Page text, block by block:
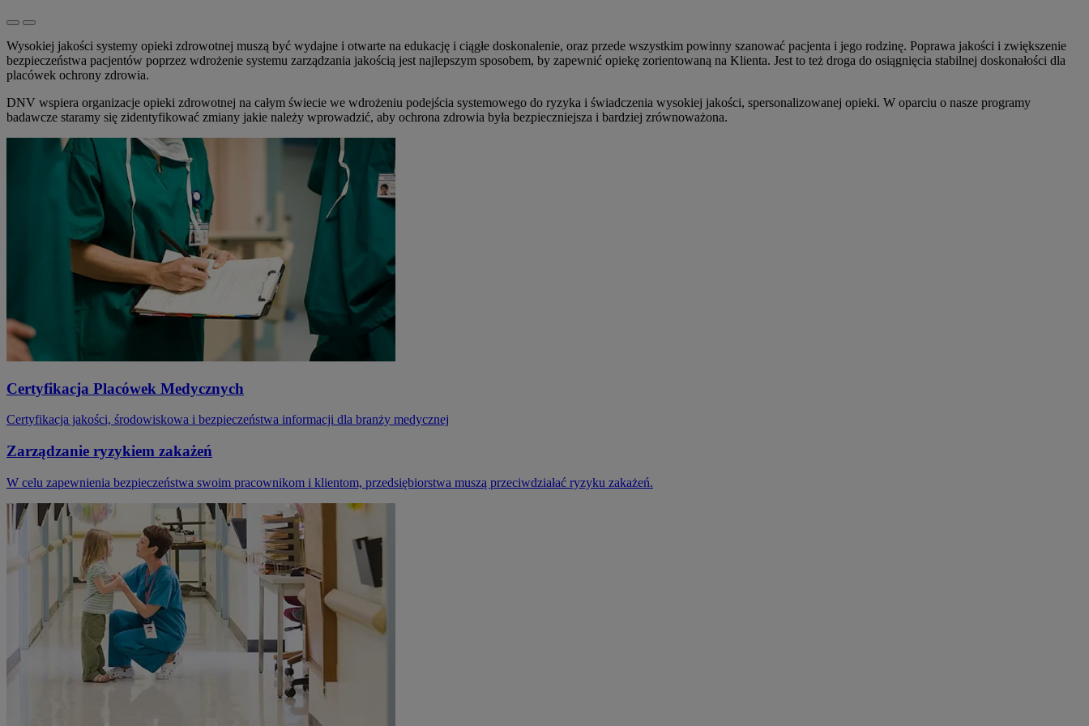
Wysokiej jakości systemy opieki zdrowotnej muszą być wydajne i otwarte na edukację i ciągłe doskonalenie, oraz przede wszystkim powinny szanować pacjenta i jego rodzinę. Poprawa jakości i zwiększenie
bezpieczeństwa pacjentów poprzez wdrożenie systemu zarządzania jakością jest najlepszym sposobem, by zapewnić opiekę zorientowaną na Klienta. Jest to też droga do osiągnięcia stabilnej doskonałości dla
placówek ochrony zdrowia.
DNV wspiera organizacje opieki zdrowotnej na całym świecie we wdrożeniu podejścia systemowego do ryzyka i świadczenia wysokiej jakości, spersonalizowanej opieki. W oparciu o nasze programy
badawcze staramy się zidentyfikować zmiany jakie należy wprowadzić, aby ochrona zdrowia była bezpieczniejsza i bardziej zrównoważona.
Certyfikacja Placówek Medycznych
Certyfikacja jakości, środowiskowa i bezpieczeństwa informacji dla branży medycznej
Zarządzanie ryzykiem zakażeń
W celu zapewnienia bezpieczeństwa swoim pracownikom i klientom, przedsiębiorstwa muszą przeciwdziałać ryzyku zakażeń.